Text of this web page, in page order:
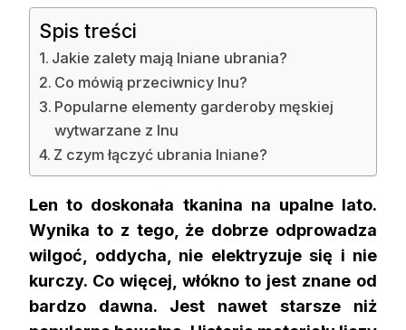
Spis treści
Jakie zalety mają lniane ubrania?
Co mówią przeciwnicy lnu?
Popularne elementy garderoby męskiej
wytwarzane z lnu
Z czym łączyć ubrania lniane?
Len to doskonała tkanina na upalne lato.
Wynika to z tego, że dobrze odprowadza
wilgoć, oddycha, nie elektryzuje się i nie
kurczy. Co więcej, włókno to jest znane od
bardzo dawna. Jest nawet starsze niż